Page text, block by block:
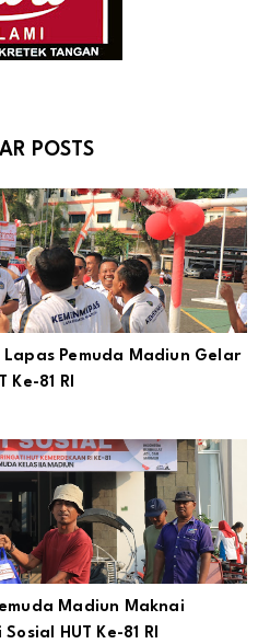
POSTS
Lapas Pemuda Madiun Gelar
81 RI
Madiun Maknai
HUT Ke-81 RI